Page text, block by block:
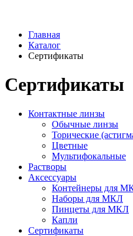
Главная
Каталог
Сертификаты
Сертификаты
Контактные линзы
Обычные линзы
Торические
Цветные
Мультифокальные
Растворы
Аксессуары
Контейнеры для
Наборы для МКЛ
Пинцеты для МКЛ
Капли
Сертификаты